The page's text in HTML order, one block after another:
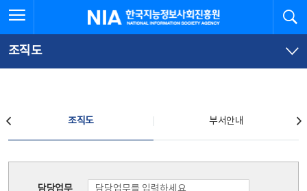
문
로
가
체
뉴
바
가
한국지능정보사회진흥원
조직도
조직도 부서안내